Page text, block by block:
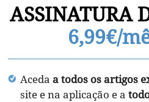
ASSINATURA
6,99€/
Aceda a todos os artigos
site e na aplicação e a